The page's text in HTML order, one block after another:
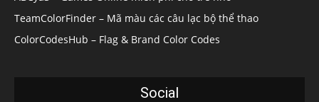
TeamColorFinder – Mã màu các câu lạc bộ thể thao
ColorCodesHub – Flag & Brand Color Codes
Social